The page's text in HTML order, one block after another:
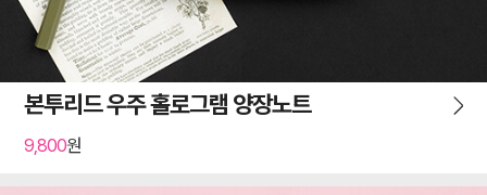
본투리드 우주 홀로그램 양장노트
9,800원